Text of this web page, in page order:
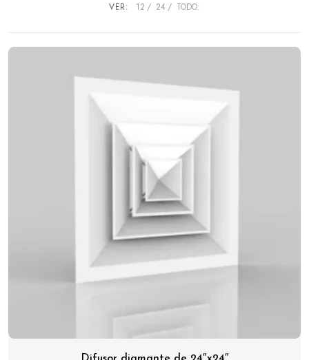
VER: 12 24 TODO: